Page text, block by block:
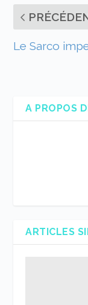
Le Sarco
A PROPOS
ARTICLES